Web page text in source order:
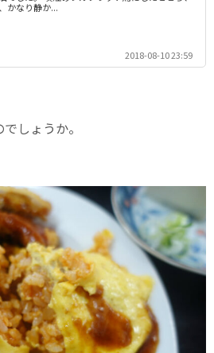
かなり静か...
2018-08-10 23:59
しょうか。